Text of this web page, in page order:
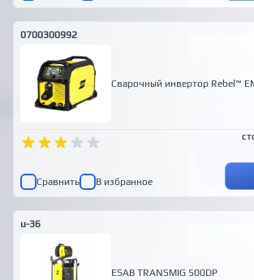
0700300992
Сварочный инвертор Rebel™
Сравнить В избранное
u-36
ESAB TRANSMIG 500DP